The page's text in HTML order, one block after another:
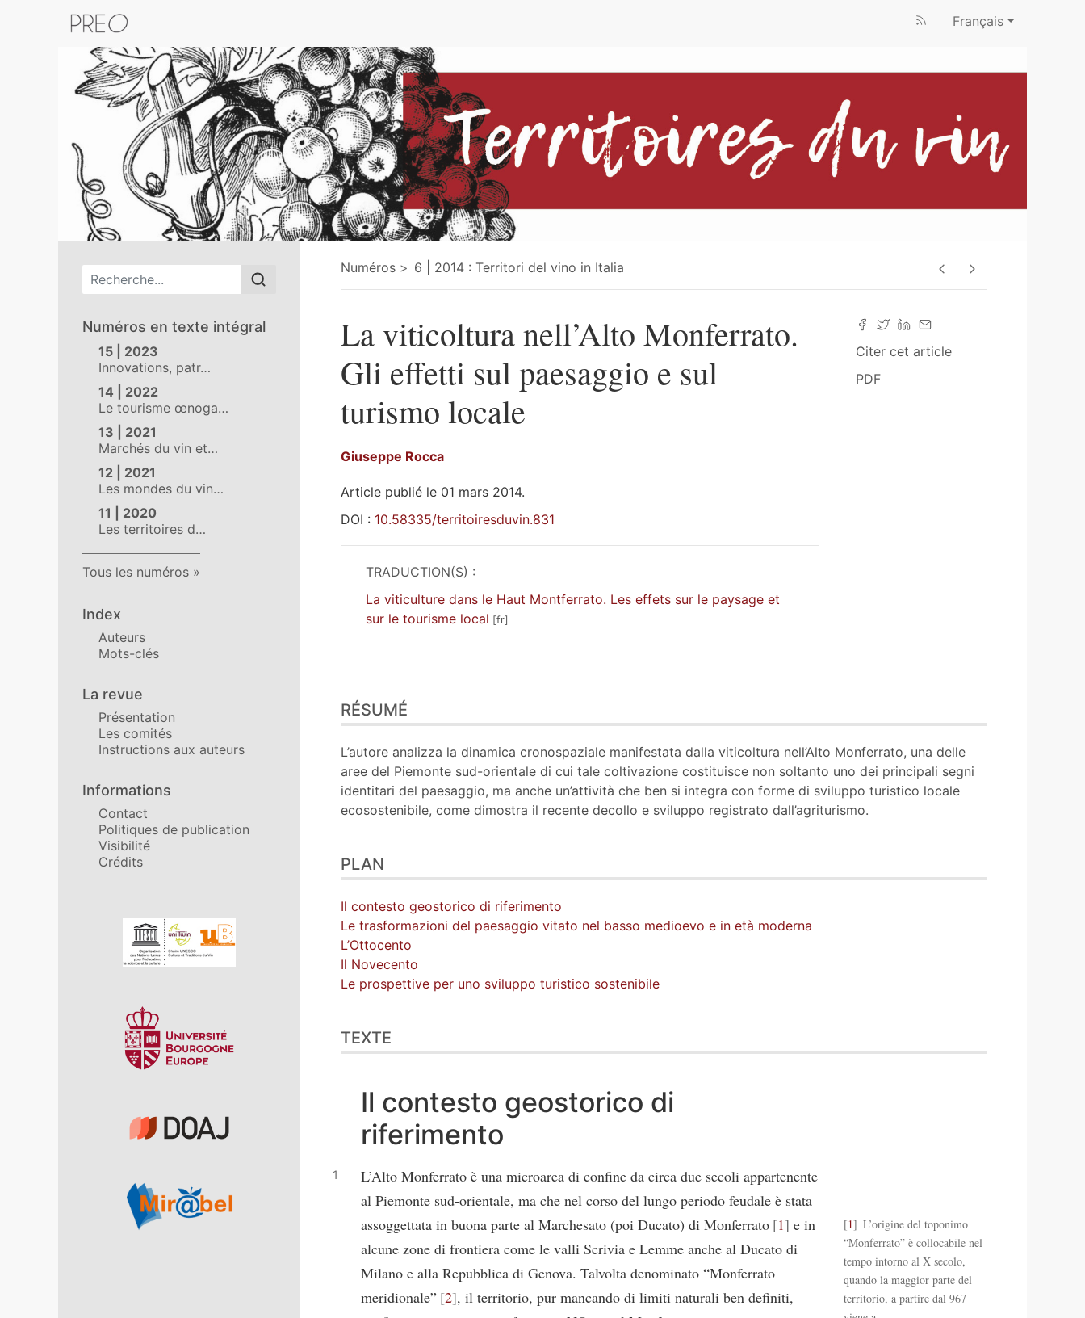
Français
Menu principal
Numéros en texte intégral
15 | 2023
Innovations, patr…
14 | 2022
Le tourisme œnoga…
13 | 2021
Marchés du vin et…
12 | 2021
Les mondes du vin…
11 | 2020
Les territoires d…
Tous les numéros
Index
Auteurs
Mots-clés
La revue
Présentation
Les comités
Instructions aux auteurs
Informations
Contact
Politiques de publication
Visibilité
Crédits
Affiliations/partenaires
Numéros 6 | 2014 : Territori del vino in Italia
Citer cet article
PDF
La viticoltura nell’Alto Monferrato.
Gli effetti sul paesaggio e sul
turismo locale
Giuseppe Rocca
Article publié le 01 mars 2014.
DOI : 10.58335/territoiresduvin.831
TRADUCTION(S) :
La viticulture dans le Haut Montferrato. Les effets sur le paysage et
sur le tourisme local
Plan
Texte
Bibliographie
Notes
Illustrations
Citer cet article
RÉSUMÉ
L’autore analizza la dinamica cronospaziale manifestata dalla viticoltura nell’Alto Monferrato, una delle
aree del Piemonte sud-orientale di cui tale coltivazione costituisce non soltanto uno dei principali segni
identitari del paesaggio, ma anche un’attività che ben si integra con forme di sviluppo turistico locale
ecosostenibile, come dimostra il recente decollo e sviluppo registrato dall’agriturismo.
PLAN
Il contesto geostorico di riferimento
Le trasformazioni del paesaggio vitato nel basso medioevo e in età moderna
L’Ottocento
Il Novecento
Le prospettive per uno sviluppo turistico sostenibile
TEXTE
Il contesto geostorico di
riferimento
L’Alto Monferrato è una microarea di confine da circa due secoli appartenente
al Piemonte sud-orientale, ma che nel corso del lungo periodo feudale è stata
assoggettata in buona parte al Marchesato (poi Ducato) di Monferrato 1 e in
alcune zone di frontiera come le valli Scrivia e Lemme anche al Ducato di
Milano e alla Repubblica di Genova. Talvolta denominato “Monferrato
meridionale” 2 , il territorio, pur mancando di limiti naturali ben definiti,
1
L’origine del toponimo
“Monferrato” è collocabile nel
tempo intorno al X secolo,
quando la maggior parte del
territorio, a partire dal 967